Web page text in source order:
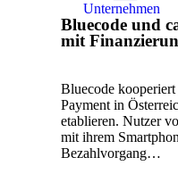
Unternehmen
Bluecode und
mit
Bluecode
Payment in
etablieren. Nutzer
mit ihrem
Bezahlvorgang…